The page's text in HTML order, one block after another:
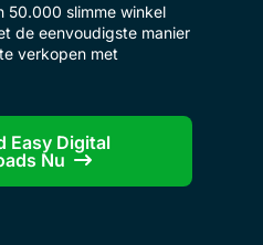
50.000 slimme winkel
de eenvoudigste manier
verkopen met
Easy Digital
Nu